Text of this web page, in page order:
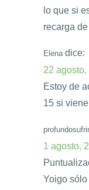
lo que si
recarga
Elena dice:
22
Estoy de
15 si
1 agosto,
Yoigo sólo